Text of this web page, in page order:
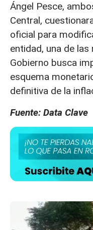
Ángel Pesce,
Central,
oficial para
entidad, una de
Gobierno busca
esquema
definitiva de la
Fuente: Data Clave